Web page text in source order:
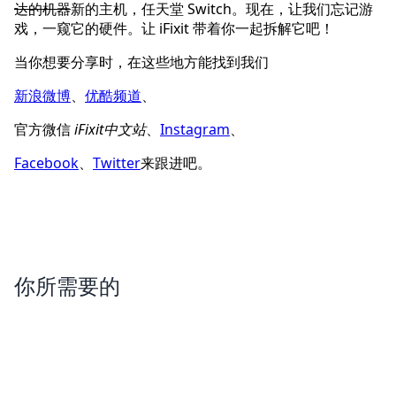
达的机器新的主机，任天堂 Switch。现在，让我们忘记游
戏，一窥它的硬件。让 iFixit 带着你一起拆解它吧！
当你想要分享时，在这些地方能找到我们
新浪微博、 优酷频道、
官方微信iFixit中文站、 Instagram、
Facebook、 Twitter来跟进吧。
你所需要的